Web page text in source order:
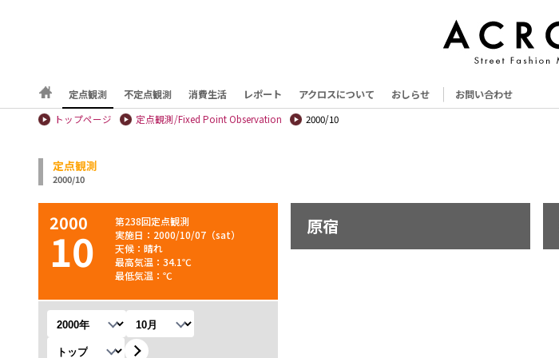
定点観測 不定点観測 消費生活 レポート アクロスについて おしらせ お問い合わせ
トップページ 定点観測/Fixed Point Observation 2000/10
定点観測
2000/10
2000
10
第238回定点観測
実施日：2000/10/07（sat）
天候：晴れ
最高気温：34.1℃
最低気温：℃
年を選択
月を選択
観測地を選択
原宿